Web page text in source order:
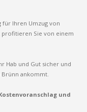
für Ihren Umzug von
profitieren Sie von einem
Hab und Gut sicher und
ankommt.
und